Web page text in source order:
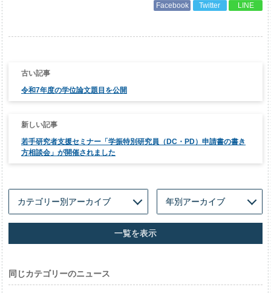
Facebook Twitter LINE
ゲ
令和7年度の学位論文題目を公開
若手研究者支援セミナー「学振特別研究員（DC・PD）申請書の書き
方相談会」が開催されました
一覧を表示
同じカテゴリーのニュース